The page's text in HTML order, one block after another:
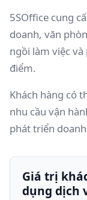
5SOffice cung
doanh, văn
ngồi làm việc
điểm.
Khách hàng có
nhu cầu vận
phát triển
Giá trị
dụng dịch